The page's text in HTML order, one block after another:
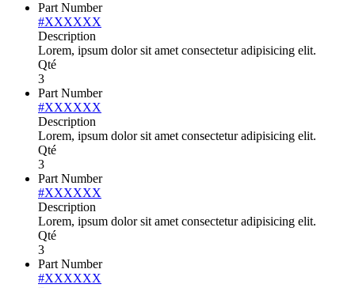
Part Number
#XXXXXX
Description
Lorem, ipsum dolor sit amet consectetur adipisicing elit.
Qté
3
Part Number
#XXXXXX
Description
Lorem, ipsum dolor sit amet consectetur adipisicing elit.
Qté
3
Part Number
#XXXXXX
Description
Lorem, ipsum dolor sit amet consectetur adipisicing elit.
Qté
3
Part Number
#XXXXXX